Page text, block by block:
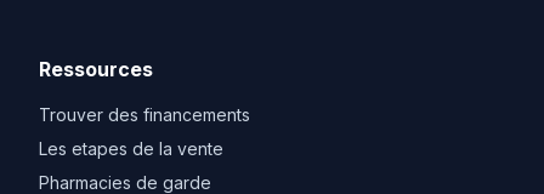
Ressources
Trouver des financements
Les etapes de la vente
Pharmacies de garde